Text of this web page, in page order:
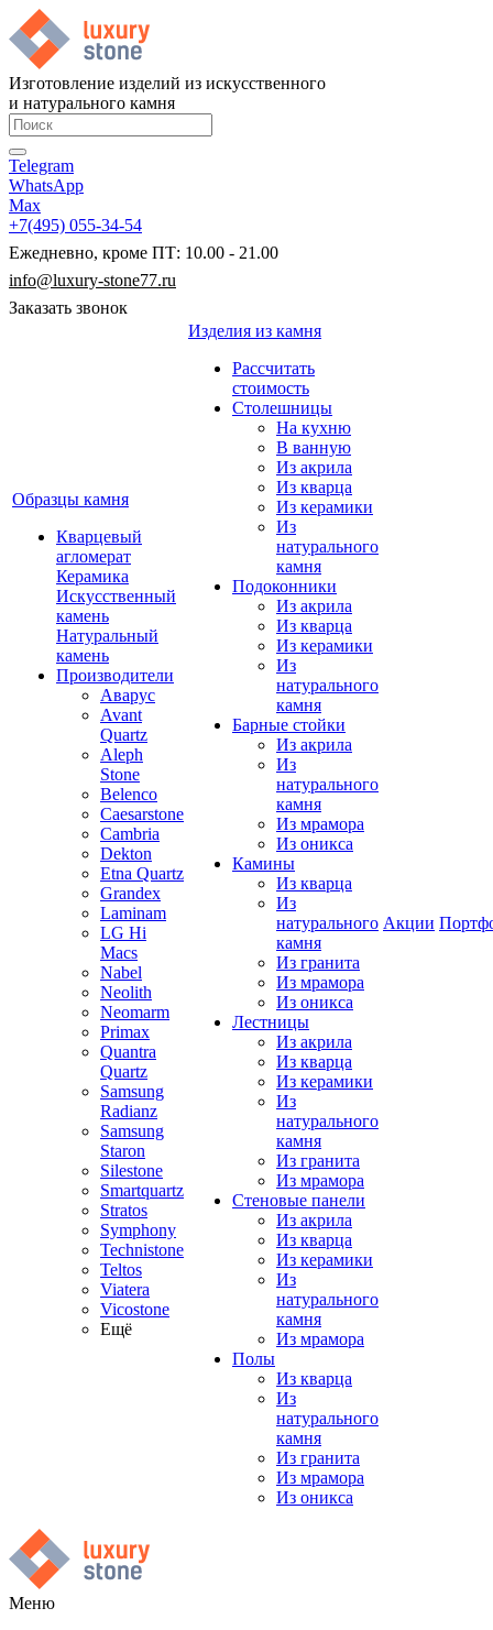
Изготовление изделий из искусственного
и натурального камня
Telegram
WhatsApp
Max
+7(495) 055-34-54
Ежедневно, кроме ПТ: 10.00 - 21.00
info@luxury-stone77.ru
Заказать звонок
Образцы камня
Кварцевый
агломерат
Керамика
Искусственный
камень
Натуральный
камень
Производители
Аварус
Avant
Quartz
Aleph
Stone
Belenco
Caesarstone
Cambria
Dekton
Etna Quartz
Grandex
Laminam
LG Hi
Macs
Nabel
Neolith
Neomarm
Primax
Quantra
Quartz
Samsung
Radianz
Samsung
Staron
Silestone
Smartquartz
Stratos
Symphony
Technistone
Teltos
Viatera
Vicostone
Ещё
Изделия из камня
Рассчитать
стоимость
Столешницы
На кухню
В ванную
Из акрила
Из кварца
Из керамики
Из
натурального
камня
Подоконники
Из акрила
Из кварца
Из керамики
Из
натурального
камня
Барные стойки
Из акрила
Из
натурального
камня
Из мрамора
Из оникса
Камины
Из кварца
Из
натурального
камня
Из гранита
Из мрамора
Из оникса
Лестницы
Из акрила
Из кварца
Из керамики
Из
натурального
камня
Из гранита
Из мрамора
Стеновые панели
Из акрила
Из кварца
Из керамики
Из
натурального
камня
Из мрамора
Полы
Из кварца
Из
натурального
камня
Из гранита
Из мрамора
Из оникса
Акции
Меню